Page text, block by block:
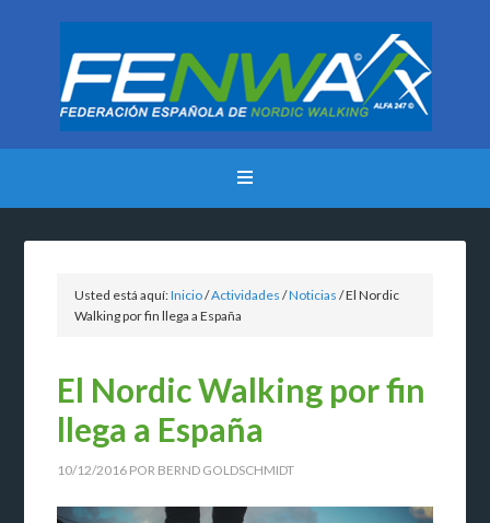
Usted está aquí:Inicio/Actividades /Noticias /El Nordic
Walking por fin llega a España
El Nordic Walking por fin
llega a España
10/12/2016 POR BERND GOLDSCHMIDT